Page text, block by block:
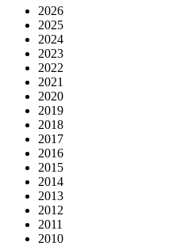
2026
2025
2024
2023
2022
2021
2020
2019
2018
2017
2016
2015
2014
2013
2012
2011
2010